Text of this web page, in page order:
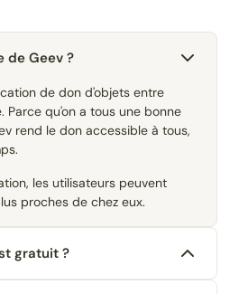
de Geev ?
de don d'objets entre
Parce qu'on a tous une bonne
rend le don accessible à tous,
les utilisateurs peuvent
proches de chez eux.
gratuit ?